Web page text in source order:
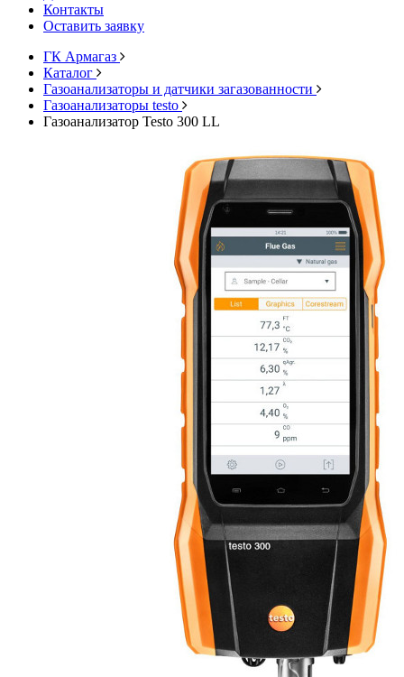
Контакты
Оставить заявку
ГК Армагаз
Каталог
Газоанализаторы и датчики загазованности
Газоанализаторы testo
Газоанализатор Testo 300 LL